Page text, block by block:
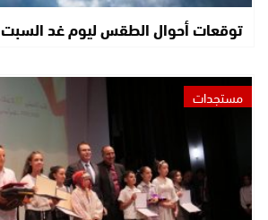
توقعات أحوال الطقس ليوم غد السبت
مستجدات